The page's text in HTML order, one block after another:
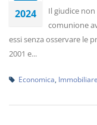
2024
Il giudice
comunione
essi senza osservare le
2001 e...
Economica Immobiliare